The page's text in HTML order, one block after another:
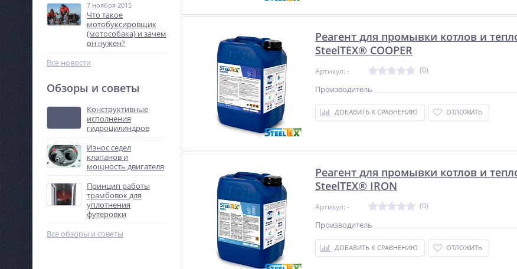
7 ноября 2015
Что такое
мотобуксировщик
(мотособака) и зачем
он нужен?
Все новости
Обзоры и советы
Конструктивные
исполнения
гидроцилиндров
Износ седел
клапанов и
мощность двигателя
Принцип работы
трамбовок для
уплотнения
футеровки
Все обзоры и советы
Реагент для промывки котлов и
SteelTEX® COOPER
Артикул: - (0)
Производитель
ДОБАВИТЬ К СРАВНЕНИЮ ОТЛОЖИТЬ
Реагент для промывки котлов и
SteelTEX® IRON
Артикул: - (0)
Производитель
ДОБАВИТЬ К СРАВНЕНИЮ ОТЛОЖИТЬ